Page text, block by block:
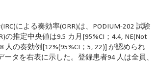
による奏効率(ORR)は、PODIUM-202 試験
の推定中央値は9.5 カ月[95%CI；4.4, NE(Not
の奏効例[12%(95%CI；5, 22)] が認められ
タを右表に示した。登録患者94 人は全員、